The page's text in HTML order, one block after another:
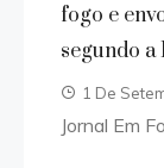
fogo e
segundo a
1 De
Jornal Em